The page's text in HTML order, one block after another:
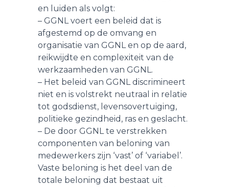
en luiden als volgt:
– GGNL voert een beleid dat is
afgestemd op de omvang en
organisatie van GGNL en op de aard,
reikwijdte en complexiteit van de
werkzaamheden van GGNL.
– Het beleid van GGNL discrimineert
niet en is volstrekt neutraal in relatie
tot godsdienst, levensovertuiging,
politieke gezindheid, ras en geslacht.
– De door GGNL te verstrekken
componenten van beloning van
medewerkers zijn ‘vast’ of ‘variabel’.
Vaste beloning is het deel van de
totale beloning dat bestaat uit